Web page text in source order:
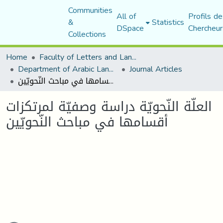
Communities
&
Collections
All of
DSpace Statistics Profils
Home
Faculty of Letters and Languages
Department of Arabic Language and Literature Journal Articles
العلّة النّحويّة دراسة وصفيّة لمرتكزات أقسامها في مباحث النّحويّين
العلّة النّحويّة دراسة وصفيّة لمرتكزات
أقسامها في مباحث النّحويّين